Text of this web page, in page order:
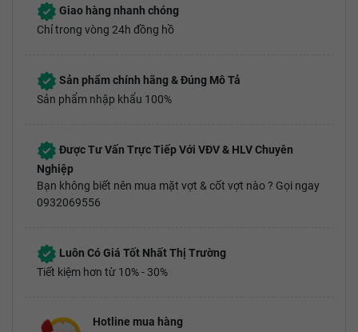
Giao hàng nhanh chóng
Chỉ trong vòng 24h đồng hồ
Sản phẩm chính hãng & Đúng Mô Tả
Sản phẩm nhập khẩu 100%
Được Tư Vấn Trực Tiếp Với VĐV & HLV Chuyên
Nghiệp
Bạn không biết nên mua mặt vợt & cốt vợt nào ? Gọi ngay
0932069556
Luôn Có Giá Tốt Nhất Thị Trường
Tiết kiệm hơn từ 10% - 30%
Hotline mua hàng